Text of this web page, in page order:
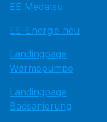
EE Medatsu
EE-Energie neu
Landingpage
Wärmepumpe
Landingpage
Badsanierung